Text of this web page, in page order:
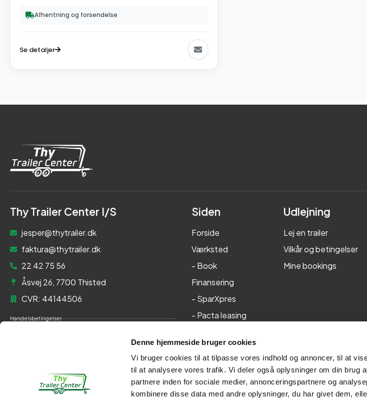
Denne hjemmeside bruger cookies
Vi bruger cookies til at tilpasse vores indhold og annoncer, til at
til at analysere vores trafik. Vi deler også oplysninger om din brug
partnere inden for sociale medier, annonceringspartnere og
kombinere disse data med andre oplysninger, du har givet dem,
Afhentning og forsendelse
Se detaljer
Thy Trailer Center I/S
jesper@thytrailer.dk
faktura@thytrailer.dk
22 42 75 56
Åsvej 26, 7700 Thisted
CVR: 44144506
Handelsbetingelser
Siden
Forside
Værksted
- Book
Finansering
- SparXpres
- Pacta leasing
Kontakt
Udlejning
Lej en trailer
Vilkår og betingelser
Mine bookings